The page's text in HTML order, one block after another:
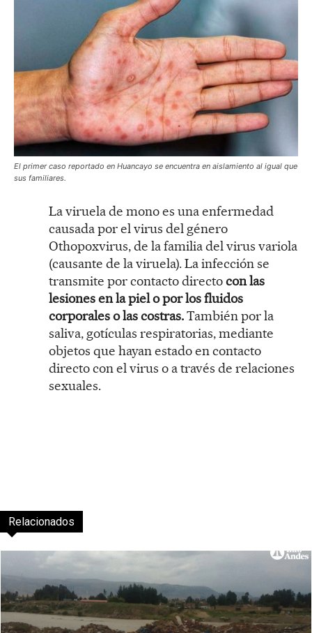
El primer caso reportado en Huancayo se encuentra en aislamiento al igual que
sus familiares.
La viruela de mono es una enfermedad
causada por el virus del género
Othopoxvirus, de la familia del virus variola
(causante de la viruela). La infección se
transmite por contacto directocon las
lesiones en la piel o por los fluidos
corporales o las costras.También por la
saliva, gotículas respiratorias, mediante
objetos que hayan estado en contacto
directo con el virus o a través de relaciones
sexuales.
Relacionados